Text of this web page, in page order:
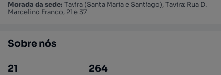
Morada da sede: Tavira (Santa Maria e Santiago), Tavira: Rua D.
Marcelino Franco, 21 e 37
Sobre nós
21 264